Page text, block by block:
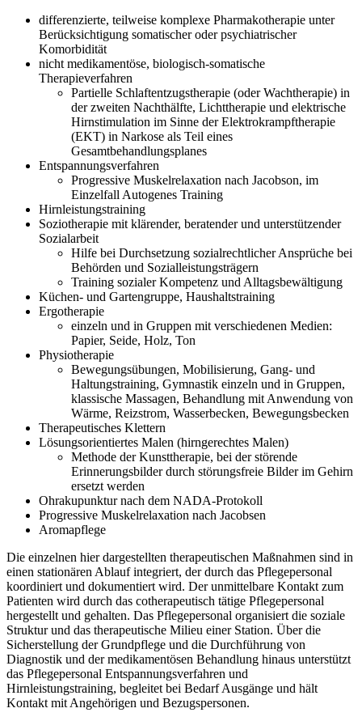
differenzierte, teilweise komplexe Pharmakotherapie unter
Berücksichtigung somatischer oder psychiatrischer
Komorbidität
nicht medikamentöse, biologisch-somatische
Therapieverfahren
Partielle Schlaftentzugstherapie (oder Wachtherapie) in
der zweiten Nachthälfte, Lichttherapie und elektrische
Hirnstimulation im Sinne der Elektrokrampftherapie
(EKT) in Narkose als Teil eines
Gesamtbehandlungsplanes
Entspannungsverfahren
Progressive Muskelrelaxation nach Jacobson, im
Einzelfall Autogenes Training
Hirnleistungstraining
Soziotherapie mit klärender, beratender und unterstützender
Sozialarbeit
Hilfe bei Durchsetzung sozialrechtlicher Ansprüche bei
Behörden und Sozialleistungsträgern
Training sozialer Kompetenz und Alltagsbewältigung
Küchen- und Gartengruppe, Haushaltstraining
Ergotherapie
einzeln und in Gruppen mit verschiedenen Medien:
Papier, Seide, Holz, Ton
Physiotherapie
Bewegungsübungen, Mobilisierung, Gang- und
Haltungstraining, Gymnastik einzeln und in Gruppen,
klassische Massagen, Behandlung mit Anwendung von
Wärme, Reizstrom, Wasserbecken, Bewegungsbecken
Therapeutisches Klettern
Lösungsorientiertes Malen (hirngerechtes Malen)
Methode der Kunsttherapie, bei der störende
Erinnerungsbilder durch störungsfreie Bilder im Gehirn
ersetzt werden
Ohrakupunktur nach dem NADA-Protokoll
Progressive Muskelrelaxation nach Jacobsen
Aromapflege
Die einzelnen hier dargestellten therapeutischen Maßnahmen sind in
einen stationären Ablauf integriert, der durch das Pflegepersonal
koordiniert und dokumentiert wird. Der unmittelbare Kontakt zum
Patienten wird durch das cotherapeutisch tätige Pflegepersonal
hergestellt und gehalten. Das Pflegepersonal organisiert die soziale
Struktur und das therapeutische Milieu einer Station. Über die
Sicherstellung der Grundpflege und die Durchführung von
Diagnostik und der medikamentösen Behandlung hinaus unterstützt
das Pflegepersonal Entspannungsverfahren und
Hirnleistungstraining, begleitet bei Bedarf Ausgänge und hält
Kontakt mit Angehörigen und Bezugspersonen.